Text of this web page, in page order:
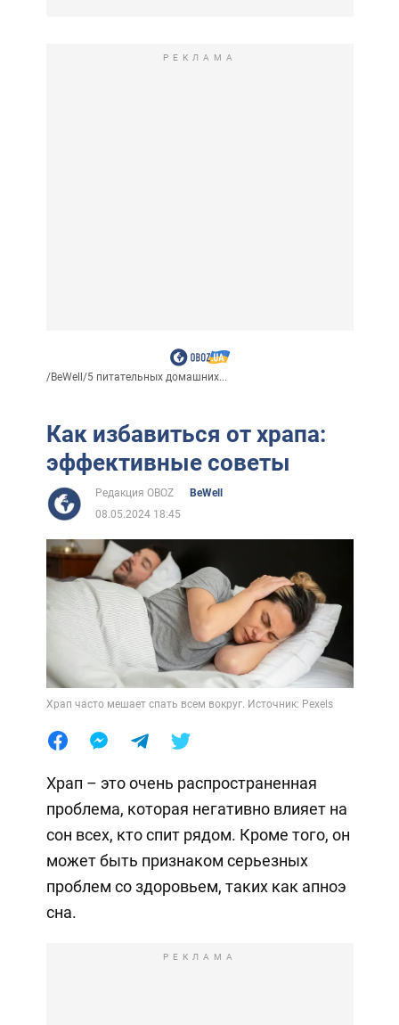
РЕКЛАМА
/BeWell /5 питательных домашних...
Как избавиться от храпа:
эффективные советы
Редакция OBOZ
BeWell
08.05.2024 18:45
Храп часто мешает спать всем вокруг. Источник: Pexels
Храп – это очень распространенная
проблема, которая негативно влияет на
сон всех, кто спит рядом. Кроме того, он
может быть признаком серьезных
проблем со здоровьем, таких как апноэ
сна.
РЕКЛАМА